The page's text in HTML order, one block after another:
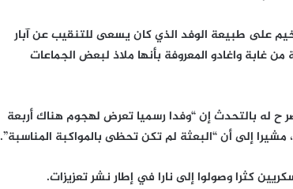
على طبيعة الوفد الذي كان يسعى للتنقيب عن آبار
غابة واغادو المعروفة بأنها ملاذ لبعض الجماعات
له بالتحدث إن “وفدا رسميا تعرض لهجوم هناك أربعة
مشيرا إلى أن “البعثة لم تكن تحظى بالمواكبة المناسبة”.
كثرا وصولوا إلى نارا في إطار نشر تعزيزات.